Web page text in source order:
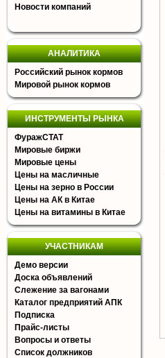
Новости компаний
АНАЛИТИКА
Российский рынок кормов
Мировой рынок кормов
ИНСТРУМЕНТЫ РЫНКА
ФуражСТАТ
Мировые биржи
Мировые цены
Цены на масличные
Цены на зерно в России
Цены на АК в Китае
Цены на витамины в Китае
УЧАСТНИКАМ
Демо версии
Доска объявлений
Слежение за вагонами
Каталог предприятий АПК
Подписка
Прайс-листы
Вопросы и ответы
Список должников